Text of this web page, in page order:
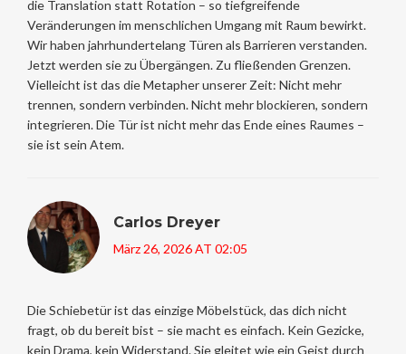
die Translation statt Rotation – so tiefgreifende
Veränderungen im menschlichen Umgang mit Raum bewirkt.
Wir haben jahrhundertelang Türen als Barrieren verstanden.
Jetzt werden sie zu Übergängen. Zu fließenden Grenzen.
Vielleicht ist das die Metapher unserer Zeit: Nicht mehr
trennen, sondern verbinden. Nicht mehr blockieren, sondern
integrieren. Die Tür ist nicht mehr das Ende eines Raumes –
sie ist sein Atem.
Carlos Dreyer
März 26, 2026 AT 02:05
Die Schiebetür ist das einzige Möbelstück, das dich nicht
fragt, ob du bereit bist – sie macht es einfach. Kein Gezicke,
kein Drama, kein Widerstand. Sie gleitet wie ein Geist durch